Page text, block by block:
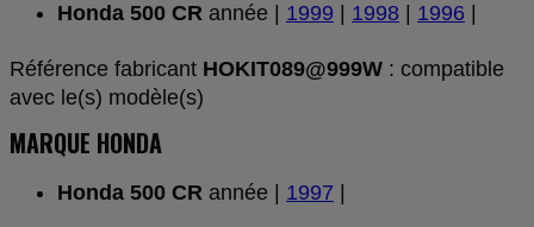
Honda 500 CR année | 1999 1998 1996
Référence fabricant HOKIT089@999W : compatible
avec le(s) modèle(s)
MARQUE HONDA
Honda 500 CR année | 1997